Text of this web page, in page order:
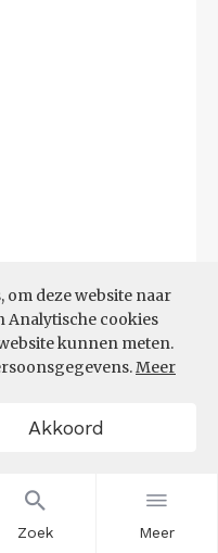
Zoek Meer
om deze website naar
Analytische cookies
kunnen meten.
Meer
Akkoord